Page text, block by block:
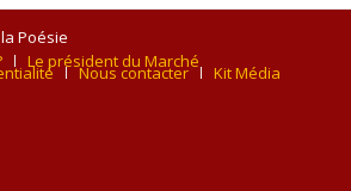
Poésie
Le président du Marché
Nous contacter Kit Média